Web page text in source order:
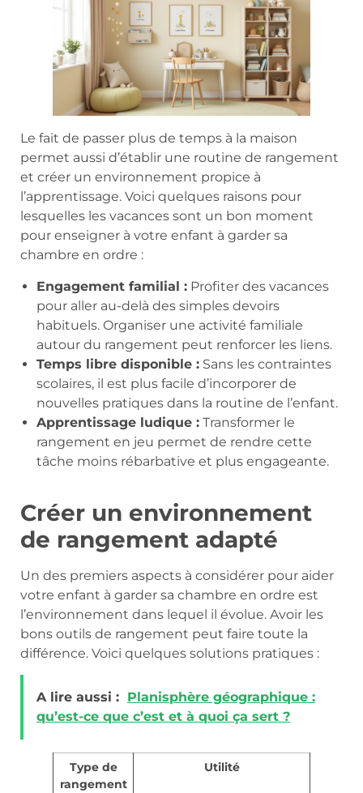
Le fait de passer plus de temps à la maison
permet aussi d’établir une routine de rangement
et créer un environnement propice à
l’apprentissage. Voici quelques raisons pour
lesquelles les vacances sont un bon moment
pour enseigner à votre enfant à garder sa
chambre en ordre :
Engagement familial : Profiter des vacances
pour aller au-delà des simples devoirs
habituels. Organiser une activité familiale
autour du rangement peut renforcer les liens.
Temps libre disponible : Sans les contraintes
scolaires, il est plus facile d’incorporer de
nouvelles pratiques dans la routine de l’enfant.
Apprentissage ludique : Transformer le
rangement en jeu permet de rendre cette
tâche moins rébarbative et plus engageante.
Créer un environnement
de rangement adapté
Un des premiers aspects à considérer pour aider
votre enfant à garder sa chambre en ordre est
l’environnement dans lequel il évolue. Avoir les
bons outils de rangement peut faire toute la
différence. Voici quelques solutions pratiques :
A lire aussi : Planisphère géographique :
qu’est-ce que c’est et à quoi ça sert ?
Type de
rangement
Utilité